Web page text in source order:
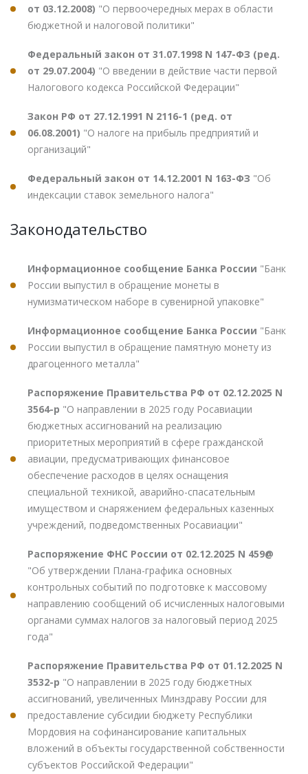
от 03.12.2008) "О первоочередных мерах в области
бюджетной и налоговой политики"
Федеральный закон от 31.07.1998 N 147-ФЗ (ред.
от 29.07.2004) "О введении в действие части первой
Налогового кодекса Российской Федерации"
Закон РФ от 27.12.1991 N 2116-1 (ред. от
06.08.2001) "О налоге на прибыль предприятий и
организаций"
Федеральный закон от 14.12.2001 N 163-ФЗ "Об
индексации ставок земельного налога"
Законодательство
Информационное сообщение Банка России "Банк
России выпустил в обращение монеты в
нумизматическом наборе в сувенирной упаковке"
Информационное сообщение Банка России "Банк
России выпустил в обращение памятную монету из
драгоценного металла"
Распоряжение Правительства РФ от 02.12.2025 N
3564-р "О направлении в 2025 году Росавиации
бюджетных ассигнований на реализацию
приоритетных мероприятий в сфере гражданской
авиации, предусматривающих финансовое
обеспечение расходов в целях оснащения
специальной техникой, аварийно-спасательным
имуществом и снаряжением федеральных казенных
учреждений, подведомственных Росавиации"
Распоряжение ФНС России от 02.12.2025 N 459@
"Об утверждении Плана-графика основных
контрольных событий по подготовке к массовому
направлению сообщений об исчисленных налоговыми
органами суммах налогов за налоговый период 2025
года"
Распоряжение Правительства РФ от 01.12.2025 N
3532-р "О направлении в 2025 году бюджетных
ассигнований, увеличенных Минздраву России для
предоставление субсидии бюджету Республики
Мордовия на софинансирование капитальных
вложений в объекты государственной собственности
субъектов Российской Федерации"